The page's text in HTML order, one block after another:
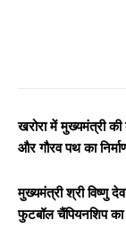
खरोरा में मुख्यमंत्री की
और गौरव पथ का
मुख्यमंत्री श्री विष्णु
फुटबॉल चैंपियनशिप